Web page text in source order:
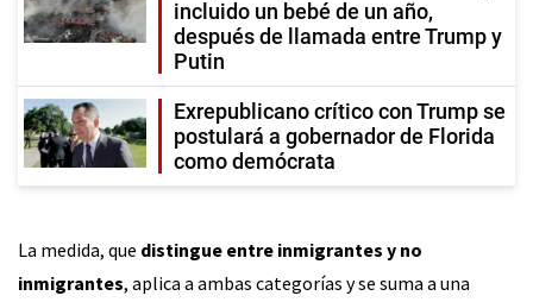
incluido un bebé de un año,
después de llamada entre Trump y
Putin
Exrepublicano crítico con Trump se
postulará a gobernador de Florida
como demócrata
La medida, que distingue entre inmigrantes y no
inmigrantes, aplica a ambas categorías y se suma a una